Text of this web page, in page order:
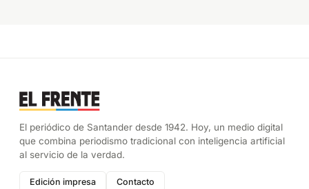
El periódico de Santander desde 1942. Hoy, un medio digital
que combina periodismo tradicional con inteligencia artificial
al servicio de la verdad.
Edición impresa Contacto